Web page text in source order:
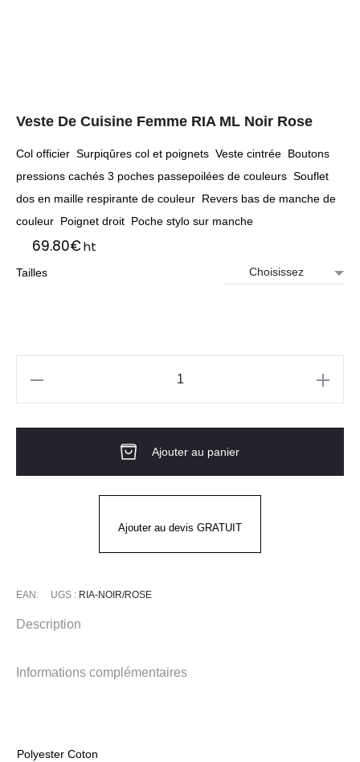
Veste De Cuisine Femme RIA ML Noir Rose
Col officier Surpiqûres col et poignets Veste cintrée Boutons
pressions cachés 3 poches passepoilées de couleurs Souflet
dos en maille respirante de couleur Revers bas de manche de
couleur Poignet droit Poche stylo sur manche
69.80€ht
Tailles
Cuisine
Rose
Ajouter au panier
Ajouter au devis GRATUIT
EAN: UGS : RIA-NOIR/ROSE
Description
Informations complémentaires
Polyester Coton